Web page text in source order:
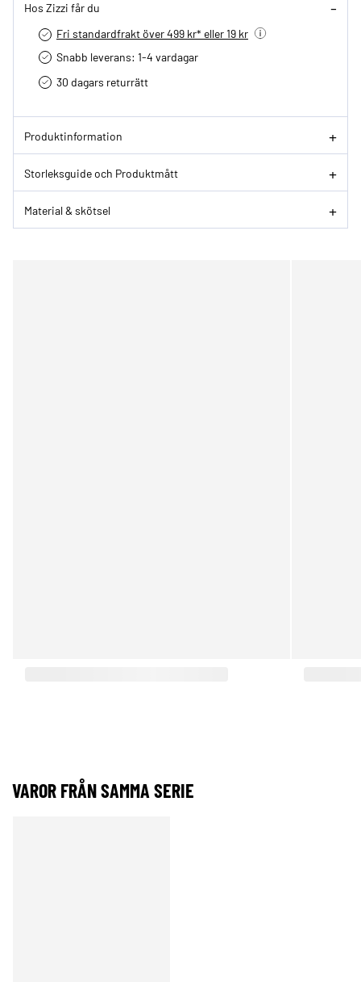
Hos Zizzi får du
Fri standardfrakt över 499 kr* eller 19 kr
Snabb leverans: 1-4 vardagar
30 dagars returrätt­
Produktinformation
Storleksguide och Produktmått
Material & skötsel
VAROR FRÅN SAMMA SERIE